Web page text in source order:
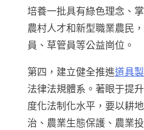
培養一批具有綠色理念、
農村人才和新型職業農民
員、草管員等公益崗位。
第四，建立健全推進道具
法律法規體系。著眼于提
度化法制化水平，要以耕
治、農業生態保護、農業